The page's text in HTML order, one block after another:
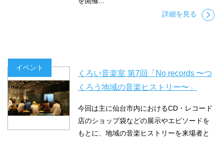
詳細を見る
イベント
くろい音楽室 第7回「No records 〜つ
くろう地域の音楽ヒストリー〜」
今回は主に仙台市内におけるCD・レコード
店のショップ袋などの展示やエピソードを
もとに、地域の音楽ヒストリーを来場者と